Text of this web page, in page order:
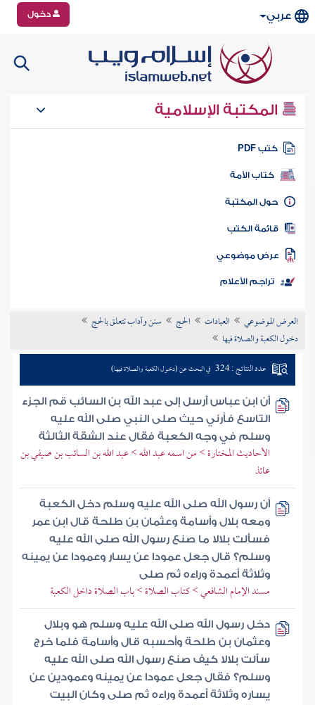
عربي دخول
المكتبة الإسلامية
كتب PDF
كتاب الأمة
المكتبة
الكتب
موضوعي
تراجم الأعلام
العرض الموضوعي العبادات الحج
سنن وآداب تتعلق بالحج
دخول الكعبة والصلاة فيها
عدد النتائج : 324 في البحث عن (دخول الكعبة والصلاة فيها)
أن ابن عباس أرسل إلى عبد الله بن السائب قم الجزء
التاسع فأرني حيث صلى النبي صلى الله عليه
وسلم في وجه الكعبة فقال عند الشقة الثالثة
الأحاديث المختارة > من اسمه عبد الله > عبد الله بن السائب بن صيفي بن
عائذ
أن رسول الله صلى الله عليه وسلم دخل الكعبة
ومعه بلال وأسامة وعثمان بن طلحة قال ابن عمر
فسألت بلالا ما صنع رسول الله صلى الله عليه
وسلم؟ قال جعل عمودا عن يسار وعمودا عن يمينه
وثلاثة أعمدة وراءه ثم صلى
مسند الإمام الشافعي > كتاب الصلاة > باب الصلاة داخل الكعبة
دخل رسول الله صلى الله عليه وسلم هو وبلال
وعثمان بن طلحة وأحسبه قال وأسامة فلما خرج
سألت بلالا كيف صنع رسول الله صلى الله عليه
وسلم؟ فقال جعل عمودا عن يمينه وعمودين عن
يساره وثلاثة أعمدة وراءه ثم صلى وكان البيت